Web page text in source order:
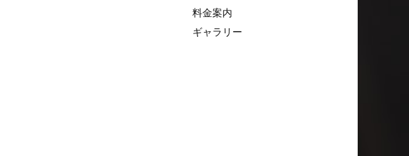
料金案内
ギャラリー